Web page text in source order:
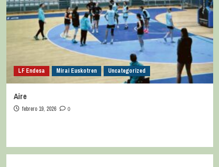
LF Endesa Mirai Euskotren Uncategorized
Aire
febrero 19, 2026 0